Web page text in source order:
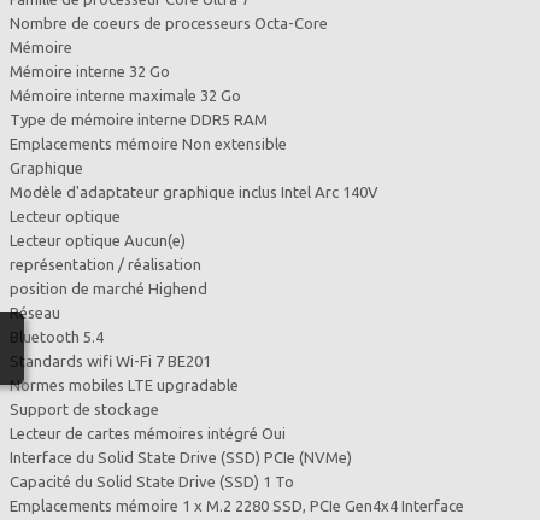
Nombre de coeurs de processeurs Octa-Core
Mémoire
Mémoire interne 32 Go
Mémoire interne maximale 32 Go
Type de mémoire interne DDR5 RAM
Emplacements mémoire Non extensible
Graphique
Modèle d'adaptateur graphique inclus Intel Arc 140V
Lecteur optique
Lecteur optique Aucun(e)
représentation / réalisation
position de marché Highend
Réseau
Bluetooth 5.4
Standards wifi Wi-Fi 7 BE201
Normes mobiles LTE upgradable
Support de stockage
Lecteur de cartes mémoires intégré Oui
Interface du Solid State Drive (SSD) PCIe (NVMe)
Capacité du Solid State Drive (SSD) 1 To
Emplacements mémoire 1 x M.2 2280 SSD, PCIe Gen4x4 Interface